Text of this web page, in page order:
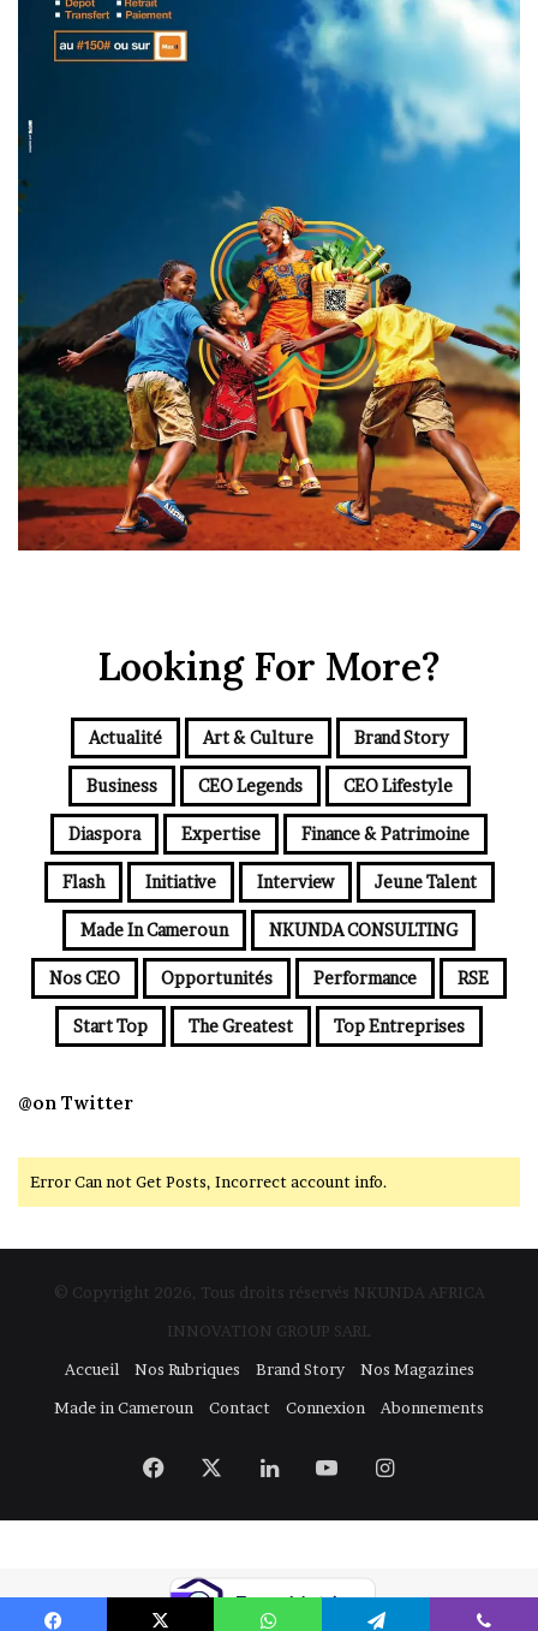
Looking For More?
Actualité Art & Culture Brand Story
Business CEO Legends CEO Lifestyle
Diaspora Expertise Finance & Patrimoine
Flash Initiative Interview Jeune Talent
Made In Cameroun NKUNDA CONSULTING
Nos CEO Opportunités Performance RSE
Start Top The Greatest Top Entreprises
@on Twitter
Error Can not Get Posts, Incorrect account info.
© Copyright 2026, Tous droits réservés NKUNDA AFRICA
INNOVATION GROUP SARL
Accueil
Nos Rubriques Brand Story
Nos Magazines
Made in Cameroun
Contact Connexion Abonnements
Facebook LinkedinYouTubeInstagram